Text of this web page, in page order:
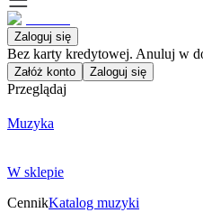
Zaloguj się
Bez karty kredytowej. Anuluj w
Załóż konto Zaloguj się
Przeglądaj
Muzyka
W sklepie
CennikKatalog muzyki